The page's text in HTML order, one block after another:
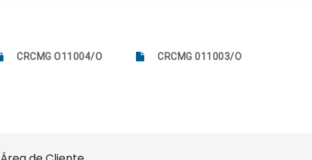
CRCMG O11004/O CRCMG 011003/O